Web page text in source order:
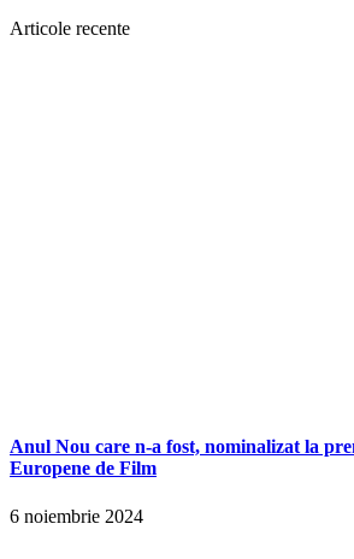
Articole recente
Anul Nou care n-a fost, nominalizat la
Europene de Film
6 noiembrie 2024